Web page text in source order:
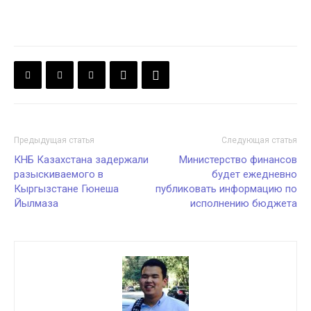
Предыдущая статья
КНБ Казахстана задержали
разыскиваемого в
Кыргызстане Гюнеша
Йылмаза
Следующая статья
Министерство финансов
будет ежедневно
публиковать информацию по
исполнению бюджета